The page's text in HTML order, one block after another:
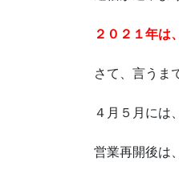
２０２１年は
さて、言うま
４月５月には
営業再開後は